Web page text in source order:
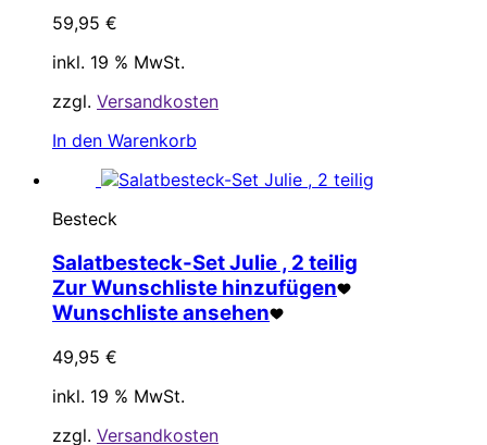
59,95 €
inkl. 19 % MwSt.
zzgl. Versandkosten
In den Warenkorb
Besteck
Salatbesteck-Set Julie , 2 teilig
Zur Wunschliste hinzufügen
Wunschliste ansehen
49,95 €
inkl. 19 % MwSt.
zzgl. Versandkosten